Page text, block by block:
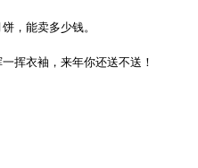
，能卖多少钱。
挥衣袖，来年你还送不送！